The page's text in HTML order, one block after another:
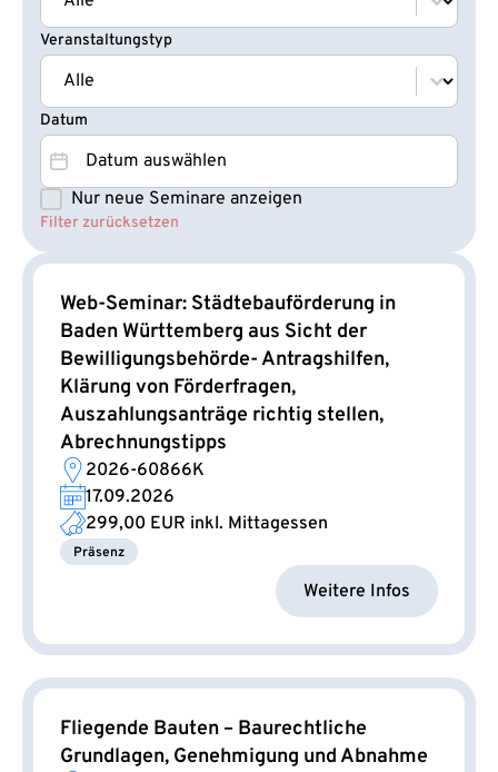
Web-Seminar: Städtebauförderung in
Baden Württemberg aus Sicht der
Bewilligungsbehörde- Antragshilfen,
Klärung von Förderfragen,
Auszahlungsanträge richtig stellen,
Abrechnungstipps
2026-60866K
17.09.2026
299,00 EUR inkl. Mittagessen
Präsenz
Weitere Infos
Fliegende Bauten – Baurechtliche
Grundlagen, Genehmigung und Abnahme
Veranstaltungstyp
Veranstaltungstyp
Veranstaltungstyp
Datum
Datum
Datum
Seminare NEU
Nur neue Seminare anzeigen
Filter zurücksetzen